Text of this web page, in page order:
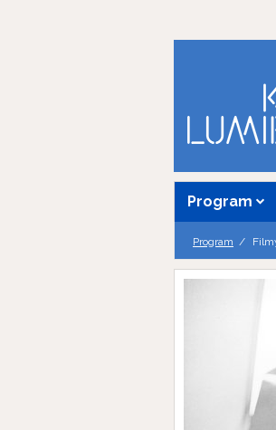
Program
Program